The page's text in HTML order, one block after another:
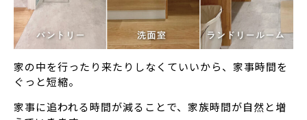
家の中を行ったり来たりしなくていいから、家事時間を
ぐっと短縮。
家事に追われる時間が減ることで、家族時間が自然と増